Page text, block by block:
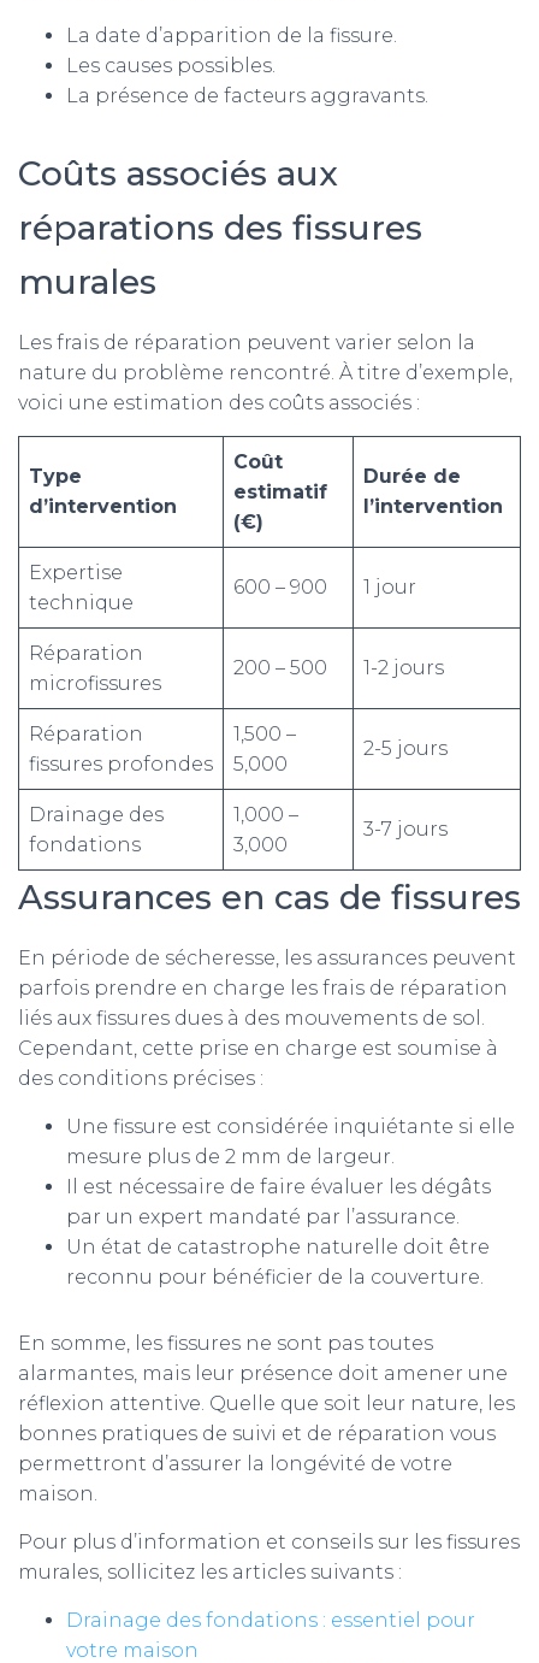
La date d’apparition de la fissure.
Les causes possibles.
La présence de facteurs aggravants.
Coûts associés aux
réparations des fissures
murales
Les frais de réparation peuvent varier selon la
nature du problème rencontré. À titre d’exemple,
voici une estimation des coûts associés :
Type
d’intervention
Coût
estimatif
(€)
Durée de
l’intervention
Expertise
technique
600 – 900 1 jour
Réparation
microfissures
200 – 500 1-2 jours
Réparation
fissures profondes
1,500 –
5,000
2-5 jours
Drainage des
fondations
1,000 –
3,000
3-7 jours
Assurances en cas de fissures
En période de sécheresse, les assurances peuvent
parfois prendre en charge les frais de réparation
liés aux fissures dues à des mouvements de sol.
Cependant, cette prise en charge est soumise à
des conditions précises :
Une fissure est considérée inquiétante si elle
mesure plus de 2 mm de largeur.
Il est nécessaire de faire évaluer les dégâts
par un expert mandaté par l’assurance.
Un état de catastrophe naturelle doit être
reconnu pour bénéficier de la couverture.
En somme, les fissures ne sont pas toutes
alarmantes, mais leur présence doit amener une
réflexion attentive. Quelle que soit leur nature, les
bonnes pratiques de suivi et de réparation vous
permettront d’assurer la longévité de votre
maison.
Pour plus d’information et conseils sur les fissures
murales, sollicitez les articles suivants :
Drainage des fondations : essentiel pour
votre maison